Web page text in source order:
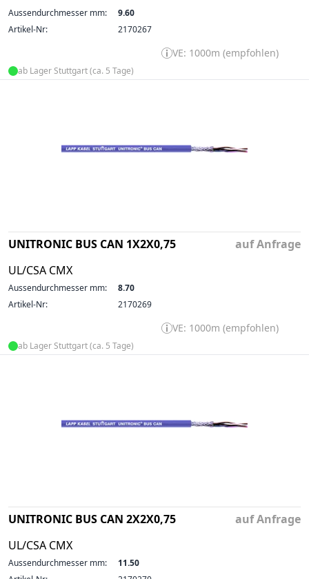
Aussendurchmesser mm:
9.60
Artikel-Nr:
2170267
VE: 1000m (empfohlen)
ab Lager Stuttgart (ca. 5 Tage)
UNITRONIC BUS CAN 1X2X0,75
UL/CSA CMX
auf Anfrage
Aussendurchmesser mm:
8.70
Artikel-Nr:
2170269
VE: 1000m (empfohlen)
ab Lager Stuttgart (ca. 5 Tage)
UNITRONIC BUS CAN 2X2X0,75
UL/CSA CMX
auf Anfrage
Aussendurchmesser mm:
11.50